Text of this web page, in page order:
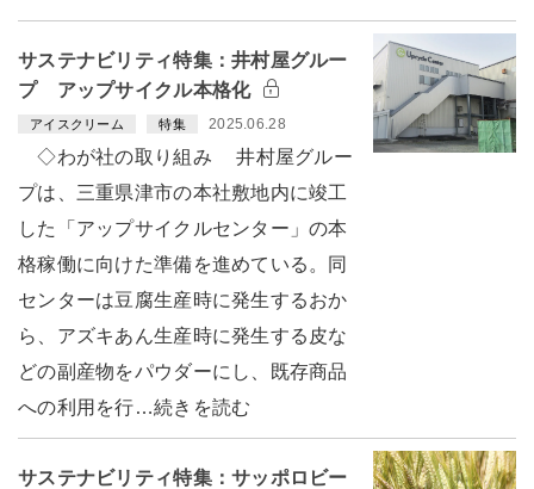
サステナビリティ特集：井村屋グルー
プ アップサイクル本格化
アイスクリーム 特集 2025.06.28
◇わが社の取り組み 井村屋グルー
プは、三重県津市の本社敷地内に竣工
した「アップサイクルセンター」の本
格稼働に向けた準備を進めている。同
センターは豆腐生産時に発生するおか
ら、アズキあん生産時に発生する皮な
どの副産物をパウダーにし、既存商品
への利用を行…続きを読む
サステナビリティ特集：サッポロビー